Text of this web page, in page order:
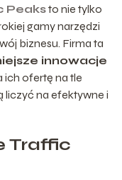
Peaksto nie tylko
gamy narzędzi
biznesu. Firma ta
innowacje
ich ofertę na tle
liczyć na efektywne i
Traffic